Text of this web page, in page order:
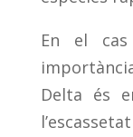
En el cas
Delta és